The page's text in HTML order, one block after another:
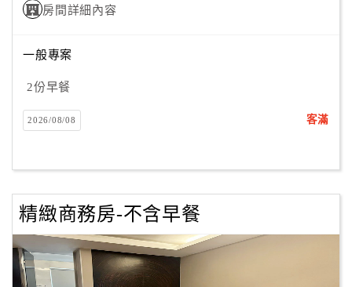
宣
房間詳細內容
一般專案
2份早餐
2026/08/08 客滿
精緻商務房-不含早餐